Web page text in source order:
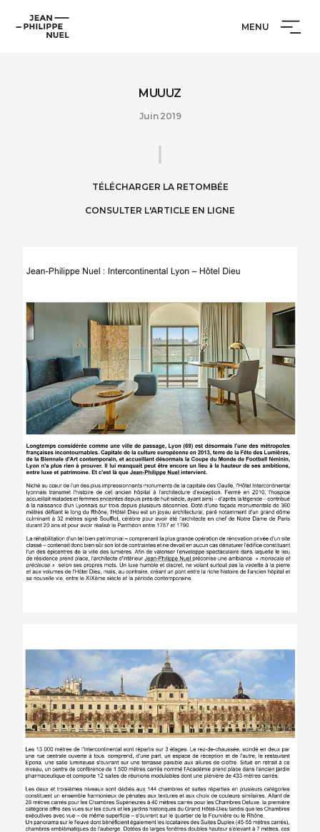
contenu
Jean-
Philippe
MENU
MUUUZ
Juin 2019
TÉLÉCHARGER LA RETOMBÉE
CONSULTER L'ARTICLE EN LIGNE